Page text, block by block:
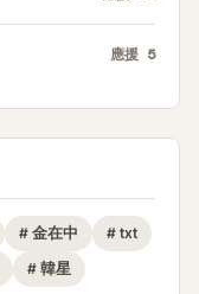
應援 5
# 金在中 # txt
# 韓星